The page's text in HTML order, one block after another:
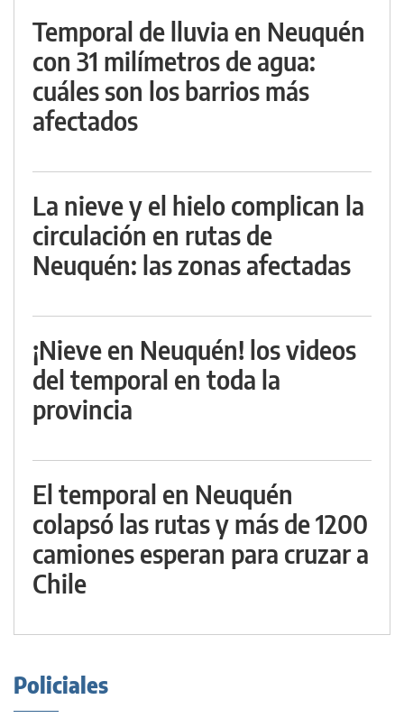
Temporal de lluvia en Neuquén
con 31 milímetros de agua:
cuáles son los barrios más
afectados
La nieve y el hielo complican la
circulación en rutas de
Neuquén: las zonas afectadas
¡Nieve en Neuquén! los videos
del temporal en toda la
provincia
El temporal en Neuquén
colapsó las rutas y más de 1200
camiones esperan para cruzar a
Chile
Policiales